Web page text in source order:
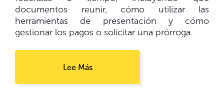
documentos reunir, cómo utilizar las
herramientas de presentación y cómo
gestionar los pagos o solicitar una prórroga.
Lee Más